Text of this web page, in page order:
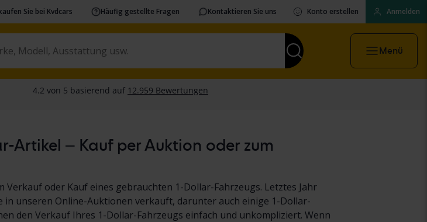
Sie bei Kvdcars Häufig gestellte Fragen Kontaktieren Sie uns Konto erstellen Anmelden
Menü
Artikel – Kauf per Auktion oder zum
Verkauf oder Kauf eines gebrauchten 1-Dollar-Fahrzeugs. Letztes Jahr
in unseren Online-Auktionen verkauft, darunter auch einige 1-Dollar-
den Verkauf Ihres 1-Dollar-Fahrzeugs einfach und unkompliziert. Wenn